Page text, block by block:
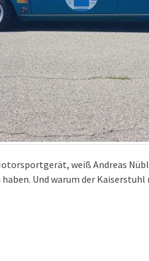
weiß Andreas
Und warum der